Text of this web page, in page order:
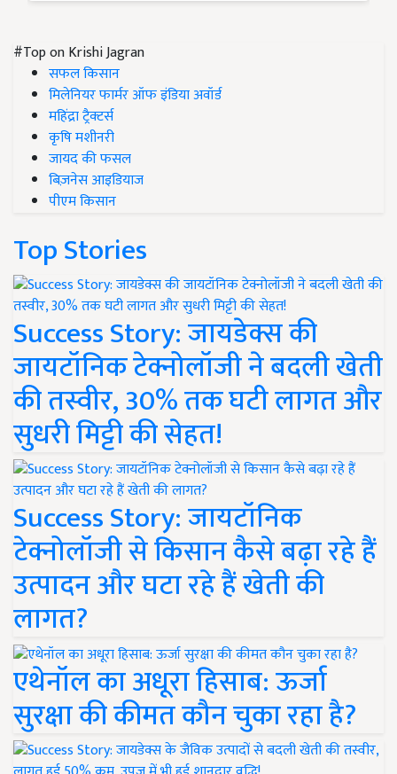
#Top on Krishi Jagran
सफल किसान
मिलेनियर फार्मर ऑफ इंडिया अवॉर्ड
महिंद्रा ट्रैक्टर्स
कृषि मशीनरी
जायद की फसल
बिज़नेस आइडियाज
पीएम किसान
Top Stories
Success Story: जायडेक्स की
जायटॉनिक टेक्नोलॉजी ने बदली खेती
की तस्वीर, 30% तक घटी लागत और
सुधरी मिट्टी की सेहत!
Success Story: जायटॉनिक
टेक्नोलॉजी से किसान कैसे बढ़ा रहे हैं
उत्पादन और घटा रहे हैं खेती की
लागत?
एथेनॉल का अधूरा हिसाब: ऊर्जा
सुरक्षा की कीमत कौन चुका रहा है?